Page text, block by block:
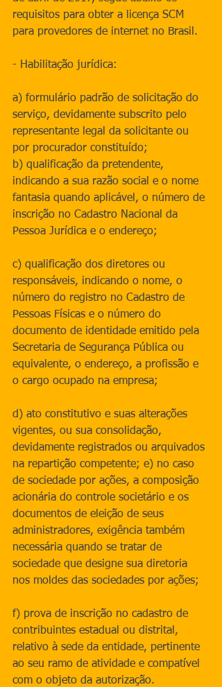
requisitos para obter a licença SCM
para provedores de internet no Brasil.
- Habilitação jurídica:
a) formulário padrão de solicitação do
serviço, devidamente subscrito pelo
representante legal da solicitante ou
por procurador constituído;
b) qualificação da pretendente,
indicando a sua razão social e o nome
fantasia quando aplicável, o número de
inscrição no Cadastro Nacional da
Pessoa Jurídica e o endereço;
c) qualificação dos diretores ou
responsáveis, indicando o nome, o
número do registro no Cadastro de
Pessoas Físicas e o número do
documento de identidade emitido pela
Secretaria de Segurança Pública ou
equivalente, o endereço, a profissão e
o cargo ocupado na empresa;
d) ato constitutivo e suas alterações
vigentes, ou sua consolidação,
devidamente registrados ou arquivados
na repartição competente; e) no caso
de sociedade por ações, a composição
acionária do controle societário e os
documentos de eleição de seus
administradores, exigência também
necessária quando se tratar de
sociedade que designe sua diretoria
nos moldes das sociedades por ações;
f) prova de inscrição no cadastro de
contribuintes estadual ou distrital,
relativo à sede da entidade, pertinente
ao seu ramo de atividade e compatível
com o objeto da autorização.